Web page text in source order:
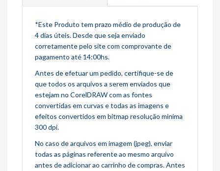
*Este Produto tem prazo médio de produção de
4 dias úteis. Desde que seja enviado
corretamente pelo site com comprovante de
pagamento até 14:00hs.
Antes de efetuar um pedido, certifique-se de
que todos os arquivos a serem enviados que
estejam no CorelDRAW com as fontes
convertidas em curvas e todas as imagens e
efeitos convertidos em bitmap resolução minima
300 dpi.
No caso de arquivos em imagem (jpeg), enviar
todas as páginas referente ao mesmo arquivo
antes de adicionar ao carrinho de compras. Antes